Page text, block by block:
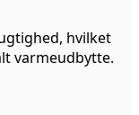
hvilket
varmeudbytte.